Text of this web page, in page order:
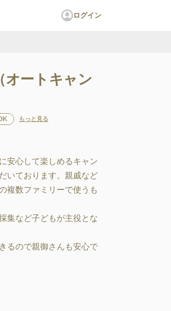
ログイン
オートキャン
もっと見る
安心して楽しめるキャン
いております。親戚など
複数ファミリーで使うも
集など子どもが主役とな
るので親御さんも安心で